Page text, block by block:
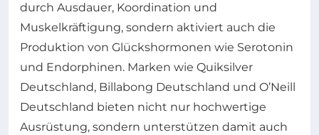
durch Ausdauer, Koordination und
Muskelkräftigung, sondern aktiviert auch die
Produktion von Glückshormonen wie Serotonin
und Endorphinen. Marken wie Quiksilver
Deutschland, Billabong Deutschland und O’Neill
Deutschland bieten nicht nur hochwertige
Ausrüstung, sondern unterstützen damit auch